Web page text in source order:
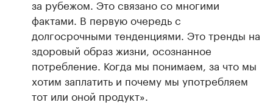
за рубежом. Это связано со многими
фактами. В первую очередь с
долгосрочными тенденциями. Это тренды на
здоровый образ жизни, осознанное
потребление. Когда мы понимаем, за что мы
хотим заплатить и почему мы употребляем
тот или оной продукт».